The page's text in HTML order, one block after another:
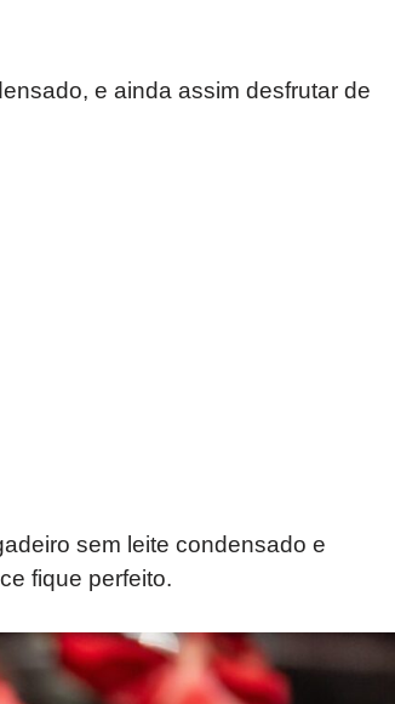
e ainda assim desfrutar de
sem leite condensado e
fique perfeito.